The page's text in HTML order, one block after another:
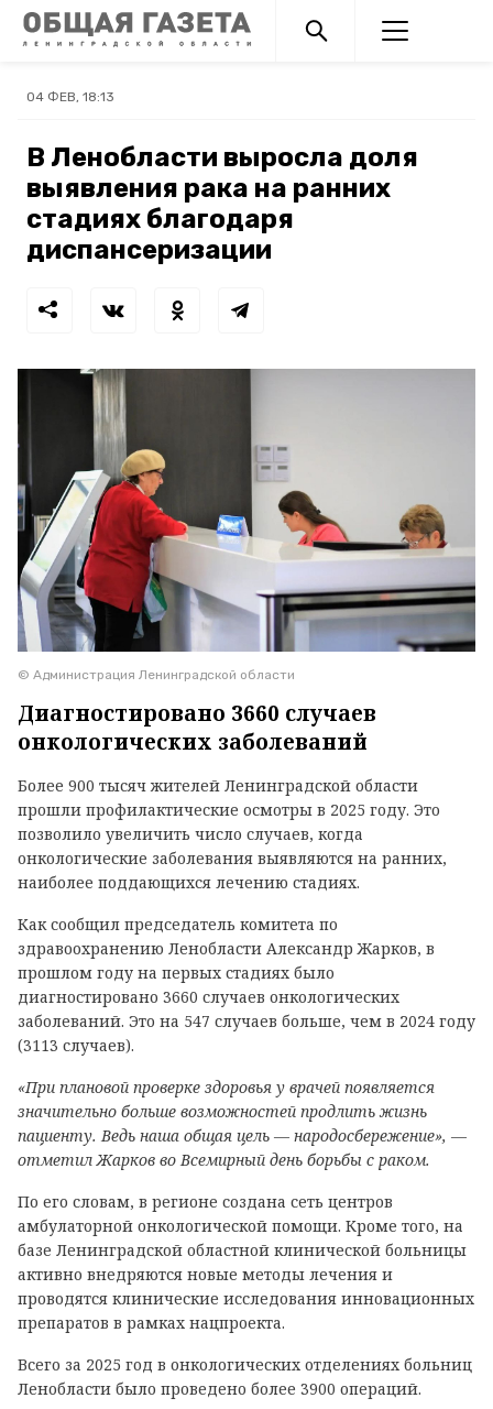
04 ФЕВ, 18:13
В Ленобласти выросла доля
выявления рака на ранних
стадиях благодаря
диспансеризации
© Администрация Ленинградской области
Диагностировано 3660 случаев
онкологических заболеваний
Более 900 тысяч жителей Ленинградской области
прошли профилактические осмотры в 2025 году. Это
позволило увеличить число случаев, когда
онкологические заболевания выявляются на ранних,
наиболее поддающихся лечению стадиях.
Как сообщил председатель комитета по
здравоохранению Ленобласти Александр Жарков, в
прошлом году на первых стадиях было
диагностировано 3660 случаев онкологических
заболеваний. Это на 547 случаев больше, чем в 2024 году
(3113 случаев).
«При плановой проверке здоровья у врачей появляется
значительно больше возможностей продлить жизнь
пациенту. Ведь наша общая цель — народосбережение», —
отметил Жарков во Всемирный день борьбы с раком.
По его словам, в регионе создана сеть центров
амбулаторной онкологической помощи. Кроме того, на
базе Ленинградской областной клинической больницы
активно внедряются новые методы лечения и
проводятся клинические исследования инновационных
препаратов в рамках нацпроекта.
Всего за 2025 год в онкологических отделениях больниц
Ленобласти было проведено более 3900 операций.